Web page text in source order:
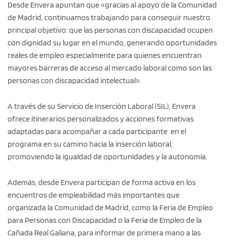
Desde Envera apuntan que «gracias al apoyo de la Comunidad
de Madrid, continuamos trabajando para conseguir nuestro
principal objetivo: que las personas con discapacidad ocupen
con dignidad su lugar en el mundo, generando oportunidades
reales de empleo especialmente para quienes encuentran
mayores barreras de acceso al mercado laboral como son las
personas con discapacidad intelectual».
A través de su Servicio de Inserción Laboral (SIL), Envera
ofrece itinerarios personalizados y acciones formativas
adaptadas para acompañar a cada participante en el
programa en su camino hacia la inserción laboral,
promoviendo la igualdad de oportunidades y la autonomía.
Además, desde Envera participan de forma activa en los
encuentros de empleabilidad más importantes que
organizada la Comunidad de Madrid, como la Feria de Empleo
para Personas con Discapacidad o la Feria de Empleo de la
Cañada Real Galiana, para informar de primera mano a las